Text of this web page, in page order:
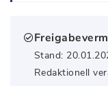
Stand:
Redaktionell